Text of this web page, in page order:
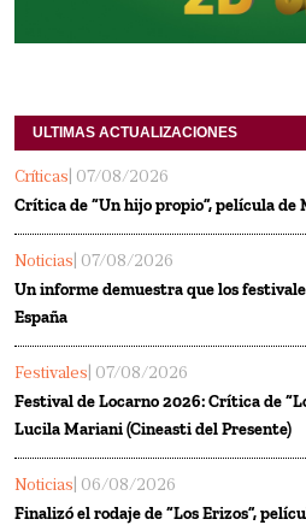
ULTIMAS ACTUALIZACIONES
Críticas | 07/08/2026
Crítica de “Un hijo propio”, película
Noticias | 07/08/2026
Un informe demuestra que los
España
Festivales | 07/08/2026
Festival de Locarno 2026: Crítica de
Lucila Mariani (Cineasti del Presente)
Noticias | 06/08/2026
Finalizó el rodaje de “Los Erizos”,